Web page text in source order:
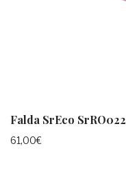
Falda SrEco SrRO022
61,00€